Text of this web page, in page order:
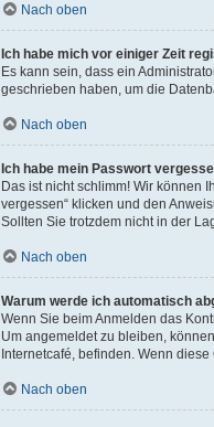
Nach oben
Ich habe mich vor einiger Zeit
Es kann sein, dass ein
geschrieben haben, um die
Nach oben
Ich habe mein Passwort
Das ist nicht schlimm! Wir können
vergessen“ klicken und den
Sollten Sie trotzdem nicht in der
Nach oben
Warum werde ich automatisch
Wenn Sie beim Anmelden das
Um angemeldet zu bleiben,
Internetcafé, befinden. Wenn
Nach oben